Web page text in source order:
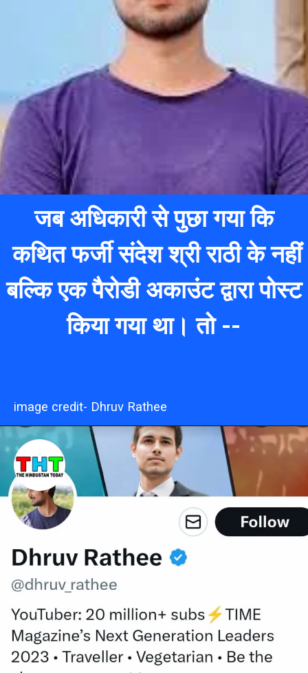
जब अधिकारी से पुछा गया कि
कथित फर्जी संदेश श्री राठी के नहीं
बल्कि एक पैरोडी अकाउंट द्वारा पोस्ट
किया गया था। तो --
image credit- Dhruv Rathee